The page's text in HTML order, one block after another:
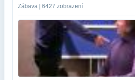
Zábava | 6427 zobrazení